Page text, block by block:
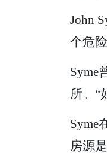
John
个危
Syme
所。“
Syme
房源